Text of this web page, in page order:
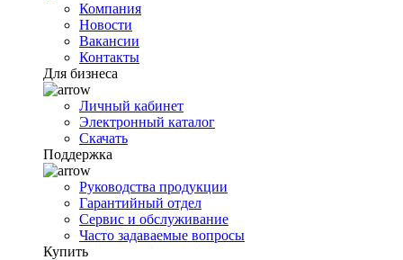
Компания
Новости
Вакансии
Контакты
Для бизнеса
Личный кабинет
Электронный каталог
Скачать
Поддержка
Руководства продукции
Гарантийный отдел
Сервис и обслуживание
Часто задаваемые вопросы
Купить